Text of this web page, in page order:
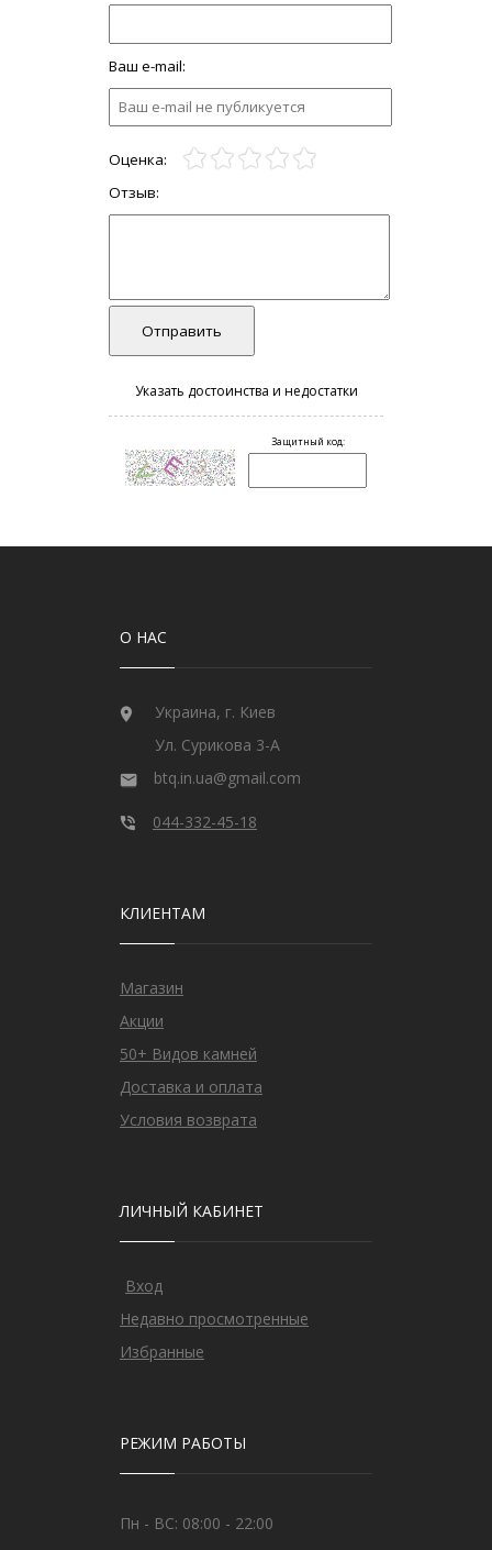
О НАС
Украина, г. Киев
Ул. Сурикова 3-А
btq.in.ua@gmail.com
044-332-45-18
КЛИЕНТАМ
Магазин
Акции
50+ Видов камней
Доставка и оплата
Условия возврата
ЛИЧНЫЙ КАБИНЕТ
Вход
Недавно просмотренные
Избранные
РЕЖИМ РАБОТЫ
Пн - ВС: 08:00 - 22:00